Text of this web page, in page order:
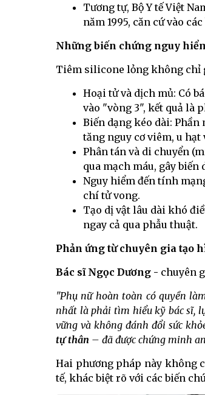
Tương tự, Bộ Y tế Việt
năm 1995, căn cứ vào
Những biến chứng nguy
Tiêm silicone lỏng không chỉ
Hoại tử và dịch mủ: Có
vào "vòng 3", kết quả là
Biến dạng kéo dài:
tăng nguy cơ viêm, u hạt
Phân tán và di chuyển
qua mạch máu, gây biến
Nguy hiểm đến tính
chí tử vong.
Tạo dị vật lâu dài khó
ngay cả qua phẫu thuật.
Phản ứng từ chuyên gia tạo
Bác sĩ Ngọc Dương - chuyên
"Phụ nữ hoàn toàn có quyền
nhất là phải tìm hiểu kỹ bác sĩ,
vững và không đánh đổi sức
tự thân – đã được chứng minh
Hai phương pháp này không
tế, khác biệt rõ với các biến